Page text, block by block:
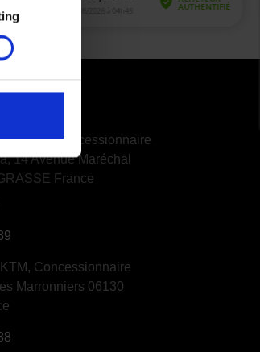
Concessionnaire
14 Avenue Maréchal
France
Concessionnaire
Marronniers 06130